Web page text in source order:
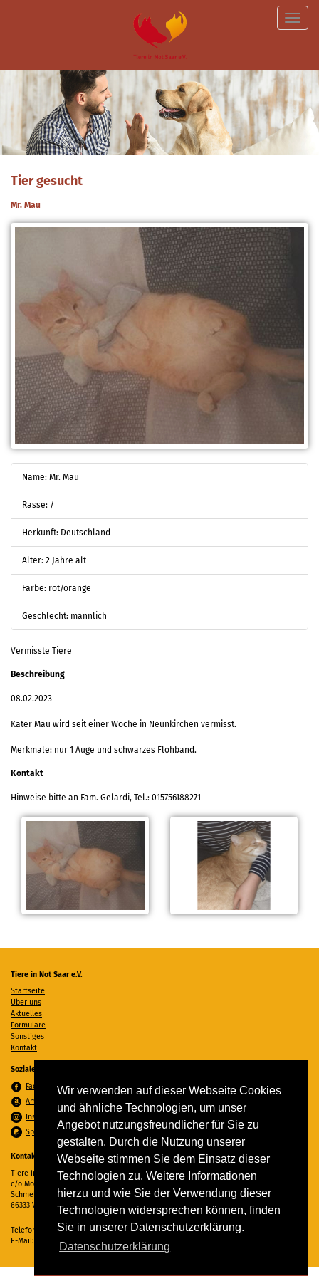
Wir verwenden auf dieser Webseite Cookies
und ähnliche Technologien, um unser
Angebot nutzungsfreundlicher für Sie zu
gestalten. Durch die Nutzung unserer
Webseite stimmen Sie dem Einsatz dieser
Technologien zu. Weitere Informationen
hierzu und wie Sie der Verwendung dieser
Technologien widersprechen können, finden
Sie in unserer Datenschutzerklärung.
Datenschutzerklärung
Toggle
Tier gesucht
Mr. Mau
Name: Mr. Mau
Rasse: /
Herkunft: Deutschland
Alter: 2 Jahre alt
Farbe: rot/orange
Geschlecht: männlich
Vermisste Tiere
Beschreibung
08.02.2023
Kater Mau wird seit einer Woche in Neunkirchen vermisst.
Merkmale: nur 1 Auge und schwarzes Flohband.
Kontakt
Hinweise bitte an Fam. Gelardi, Tel.: 015756188271
Tiere in Not Saar e.V.
Startseite
Über uns
Aktuelles
Formulare
Sonstiges
Kontakt
Soziale Medien
Facebook
Amazon Wunschzettel
Instagram
Spenden per PayPal
Kontakt
Tiere in Not Saar e.V.
c/o Monika Ewen
Schmelzer Straße 22
66333 Völklingen
Telefon:
06898 294862
E-Mail:
info@tiere-in-not-saar.de